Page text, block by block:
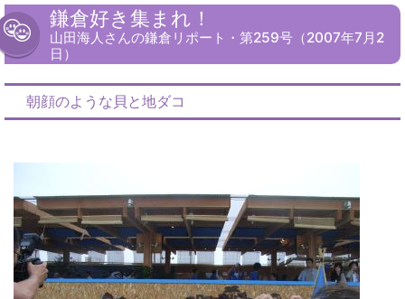
鎌倉好き集まれ！
山田海人さんの鎌倉リポート・第259号（2007年7月2
日）
朝顔のような貝と地ダコ